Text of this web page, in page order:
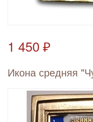
1 450 ₽
Икона средняя